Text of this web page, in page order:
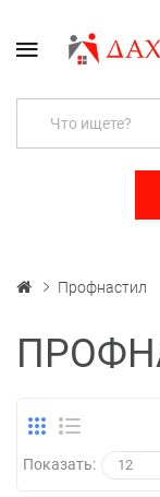
Профнастил
Показать: